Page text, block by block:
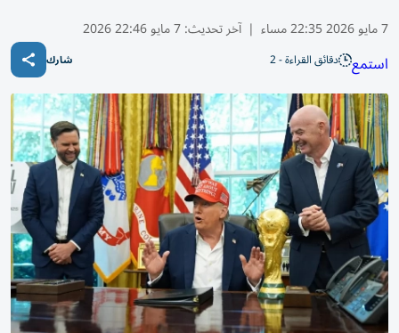
7 مايو 2026 22:35 مساء | آخر تحديث:7 مايو 22:46 2026
استمع دقائق القراءة - 2 شارك